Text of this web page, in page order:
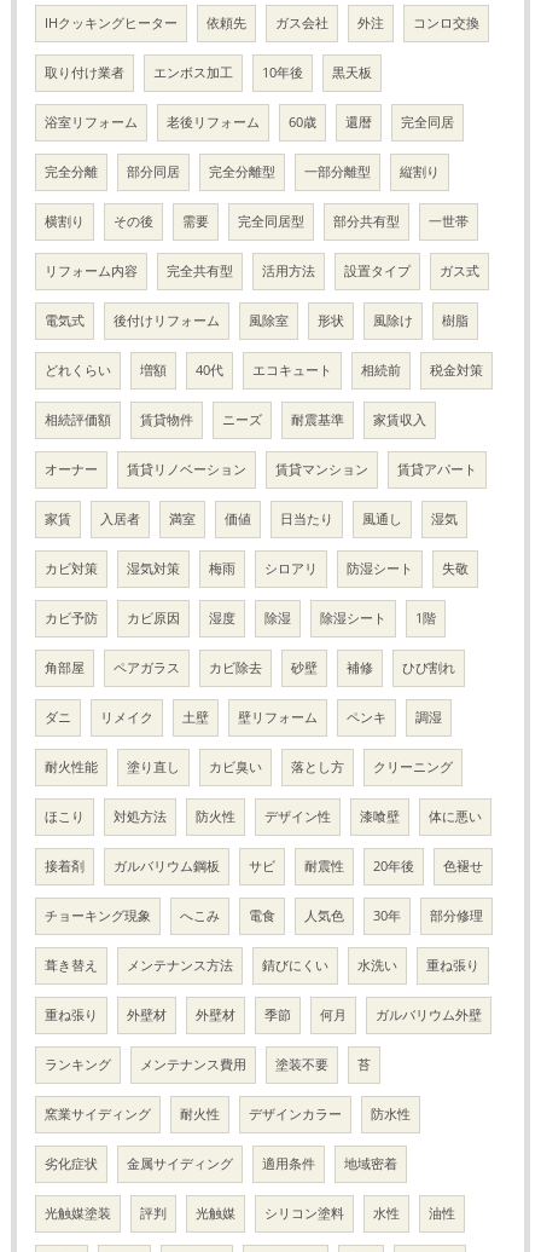
IHクッキングヒーター 依頼先 ガス会社 外注 コンロ交換
取り付け業者 エンボス加工 10年後 黒天板
浴室リフォーム 老後リフォーム 60歳 還暦 完全同居
完全分離 部分同居 完全分離型 一部分離型 縦割り
横割り その後 需要 完全同居型 部分共有型 一世帯
リフォーム内容 完全共有型 活用方法 設置タイプ ガス式
電気式 後付けリフォーム 風除室 形状 風除け 樹脂
どれくらい 増額 40代 エコキュート 相続前 税金対策
相続評価額 賃貸物件 ニーズ 耐震基準 家賃収入
オーナー 賃貸リノベーション 賃貸マンション 賃貸アパート
家賃 入居者 満室 価値 日当たり 風通し 湿気
カビ対策 湿気対策 梅雨 シロアリ 防湿シート 失敬
カビ予防 カビ原因 湿度 除湿 除湿シート 1階
角部屋 ペアガラス カビ除去 砂壁 補修 ひび割れ
ダニ リメイク 土壁 壁リフォーム ペンキ 調湿
耐火性能 塗り直し カビ臭い 落とし方 クリーニング
ほこり 対処方法 防火性 デザイン性 漆喰壁 体に悪い
接着剤 ガルバリウム鋼板 サビ 耐震性 20年後 色褪せ
チョーキング現象 へこみ 電食 人気色 30年 部分修理
葺き替え メンテナンス方法 錆びにくい 水洗い 重ね張り
重ね張り 外壁材 外壁材 季節 何月 ガルバリウム外壁
ランキング メンテナンス費用 塗装不要 苔
窯業サイディング 耐火性 デザインカラー 防水性
劣化症状 金属サイディング 適用条件 地域密着
光触媒塗装 評判 光触媒 シリコン塗料 水性 油性